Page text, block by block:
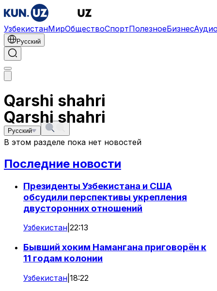
УзбекистанМирОбществоСпортПолезноеБизнес
Русский
Qarshi shahri
Русский
Qarshi shahri
В этом разделе пока нет новостей
Последние новости
Президенты Узбекистана и США
обсудили перспективы укрепления
двусторонних отношений
Узбекистан 22:13
Бывший хоким Намангана приговорён к
11 годам колонии
Узбекистан 18:22